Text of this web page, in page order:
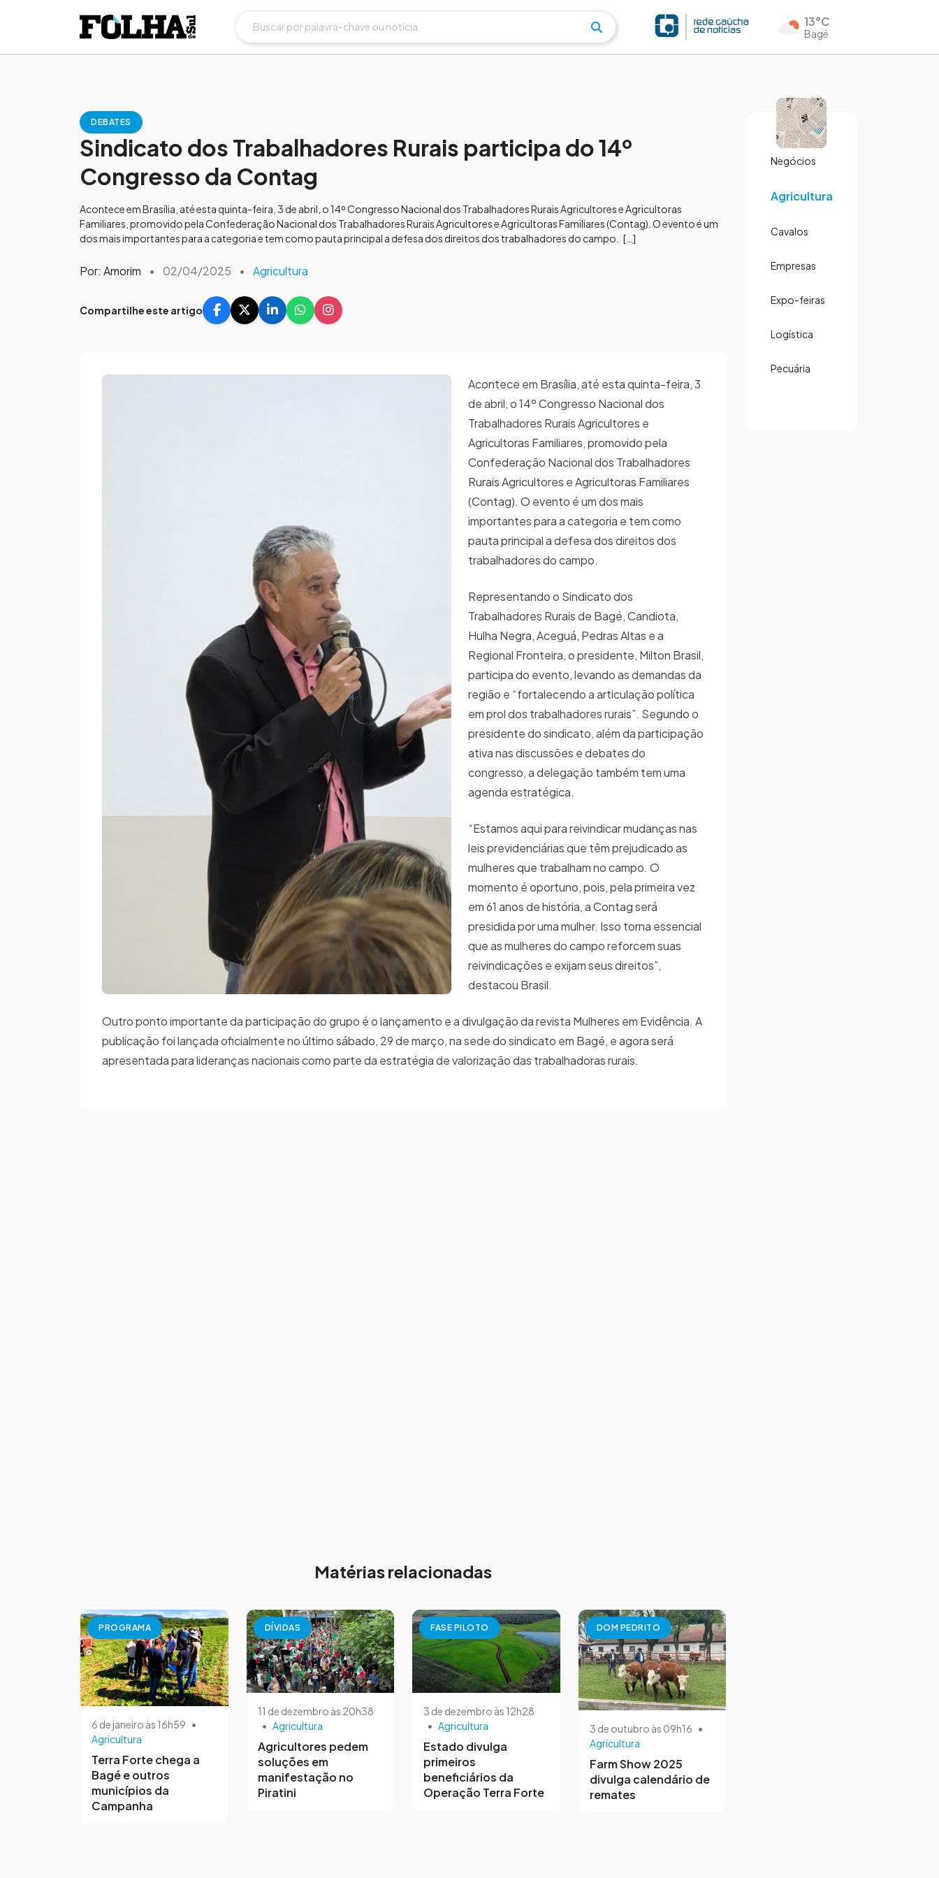
13°C
Bagé
DEBATES
Sindicato dos Trabalhadores Rurais participa do 14º
Congresso da Contag
Acontece em Brasília, até esta quinta-feira, 3 de abril, o 14º Congresso Nacional dos Trabalhadores Rurais Agricultores e Agricultoras
Familiares, promovido pela Confederação Nacional dos Trabalhadores Rurais Agricultores e Agricultoras Familiares (Contag). O evento é um
dos mais importantes para a categoria e tem como pauta principal a defesa dos direitos dos trabalhadores do campo. […]
Por: Amorim • 02/04/2025 • Agricultura
Compartilhe este artigo
Acontece em Brasília, até esta quinta-feira, 3
de abril, o 14º Congresso Nacional dos
Trabalhadores Rurais Agricultores e
Agricultoras Familiares, promovido pela
Confederação Nacional dos Trabalhadores
Rurais Agricultores e Agricultoras Familiares
(Contag). O evento é um dos mais
importantes para a categoria e tem como
pauta principal a defesa dos direitos dos
trabalhadores do campo.
Representando o Sindicato dos
Trabalhadores Rurais de Bagé, Candiota,
Hulha Negra, Aceguá, Pedras Altas e a
Regional Fronteira, o presidente, Milton Brasil,
participa do evento, levando as demandas da
região e “fortalecendo a articulação política
em prol dos trabalhadores rurais”. Segundo o
presidente do sindicato, além da participação
ativa nas discussões e debates do
congresso, a delegação também tem uma
agenda estratégica.
“Estamos aqui para reivindicar mudanças nas
leis previdenciárias que têm prejudicado as
mulheres que trabalham no campo. O
momento é oportuno, pois, pela primeira vez
em 61 anos de história, a Contag será
presidida por uma mulher. Isso torna essencial
que as mulheres do campo reforcem suas
reivindicações e exijam seus direitos”,
destacou Brasil.
Outro ponto importante da participação do grupo é o lançamento e a divulgação da revista Mulheres em Evidência. A
publicação foi lançada oficialmente no último sábado, 29 de março, na sede do sindicato em Bagé, e agora será
apresentada para lideranças nacionais como parte da estratégia de valorização das trabalhadoras rurais.
Matérias relacionadas
PROGRAMA
6 de janeiro às 16h59 •
Agricultura
Terra Forte chega a
Bagé e outros
municípios da
Campanha
DÍVIDAS
11 de dezembro às 20h38
• Agricultura
Agricultores pedem
soluções em
manifestação no
Piratini
FASE PILOTO
3 de dezembro às 12h28
• Agricultura
Estado divulga
primeiros
beneficiários da
Operação Terra Forte
DOM PEDRITO
3 de outubro às 09h16 •
Agricultura
Farm Show 2025
divulga calendário de
remates
Negócios
Agricultura
Cavalos
Empresas
Expo-feiras
Logística
Pecuária